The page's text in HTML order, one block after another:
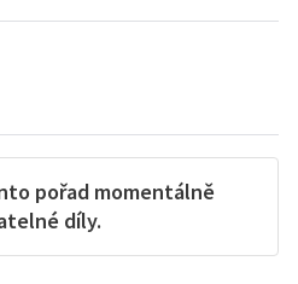
pořad momentálně
díly.